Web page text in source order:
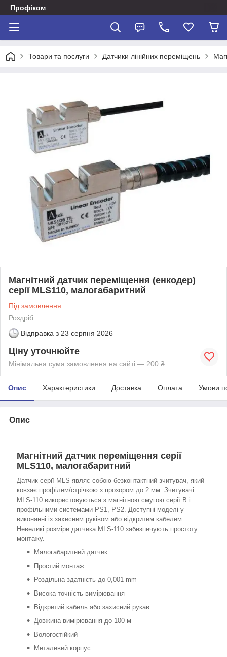
Профіком
Товари та послуги Датчики лінійних переміщень
Магнітний датчик переміщення (енкодер)
серії MLS110, малогабаритний
Під замовлення
Роздріб
Відправка з 23 серпня 2026
Ціну уточнюйте
Мінімальна сума замовлення на сайті — 200 ₴
Опис Характеристики Доставка Оплата Умови
Опис
Магнітний датчик переміщення серії
MLS110, малогабаритний
Датчик серії MLS являє собою безконтактний зчитувач, який
ковзає профілем/стрічкою з прозором до 2 мм. Зчитувачі
MLS-110 використовуються з магнітною смугою серії B і
профільними системами PS1, PS2. Доступні моделі у
виконанні із захисним руківом або відкритим кабелем.
Невеликі розміри датчика MLS-110 забезпечують простоту
монтажу.
Малогабаритний датчик
Простий монтаж
Роздільна здатність до 0,001 mm
Висока точність вимірювання
Відкритий кабель або захисний рукав
Довжина вимірювання до 100 м
Вологостійкий
Металевий корпус